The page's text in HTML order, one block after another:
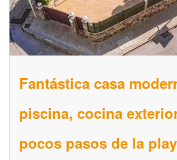
Fantástica casa
piscina, cocina
pocos pasos de la